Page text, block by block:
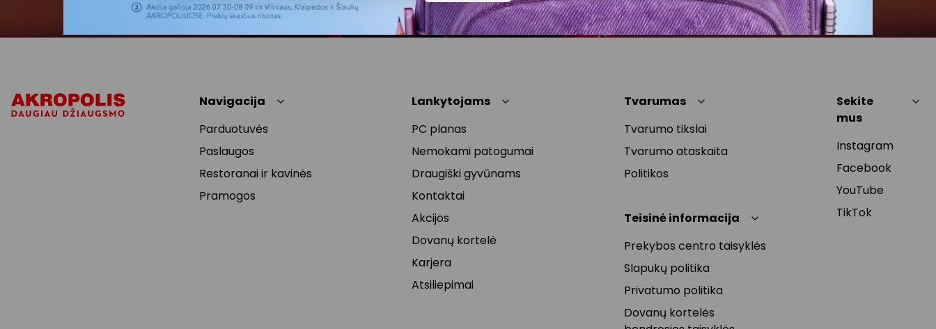
Navigacija
Parduotuvės
Paslaugos
Restoranai ir kavinės
Pramogos
Lankytojams
PC planas
Nemokami patogumai
Draugiški gyvūnams
Kontaktai
Akcijos
Dovanų kortelė
Karjera
Atsiliepimai
Tvarumas
Tvarumo tikslai
Tvarumo ataskaita
Politikos
Teisinė informacija
Prekybos centro taisyklės
Slapukų politika
Privatumo politika
Dovanų kortelės
Sekite
mus
Instagram
Facebook
YouTube
TikTok